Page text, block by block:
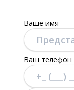
Ваше имя
Ваш телефон